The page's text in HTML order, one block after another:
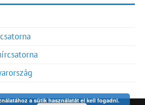
a sütik használatát el kell fogadni.